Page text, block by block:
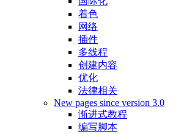
着色
网络
插件
多线程
创建内容
优化
法律相关
New pages since version 3.0
渐进式教程
编写脚本